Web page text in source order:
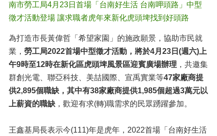
南市勞工局4月23日首場「台南好生活 台南呷頭路」中型
徵才活動登場 讓求職者虎年來新化虎頭埤找到好頭路
為打造市長黃偉哲「希望家園」的施政願景，協助市民就
業， 勞工局2022首場中型徵才活動，將於4月23日(週六)上
午9時至12時在新化區虎頭埤風景區迎賓廣場辦理 ，共邀集
群創光電、聯亞科技、美喆國際、宣禹實業等47家廠商提
供2,895個職缺， 其中有38家廠商提供1,985個超過3萬元以
上薪資的職缺 ，歡迎有求(轉)職需求的民眾踴躍參加。
王鑫基局長表示今(111)年是虎年，2022首場「台南好生活